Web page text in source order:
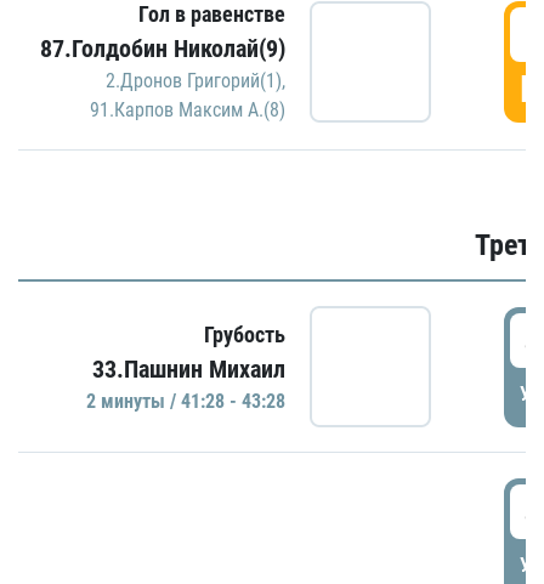
Гол в равенстве
87.Голдобин Николай(9)
2.Дронов Григорий(1),
91.Карпов Максим А.(8)
Грубость
33.Пашнин Михаил
2 минуты / 41:28 - 43:28